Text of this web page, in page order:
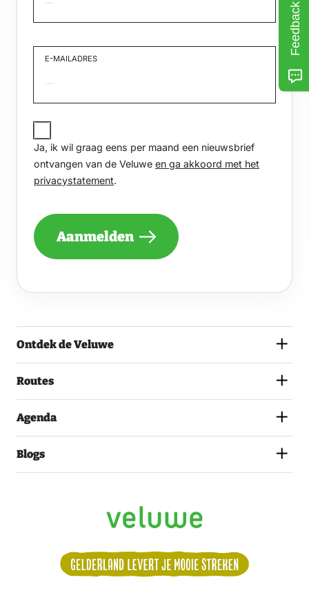
E-MAILADRES
JA,
IK
WIL
GRAAG
EENS
PER
EEN
ONTVANGEN
EN
HET
Ja, ik wil graag eens per maand een nieuwsbrief
ontvangen van de Veluwe en ga akkoord met het
privacystatement.
Aanmelden
Ontdek de Veluwe
Routes
Agenda
Blogs
Feedback